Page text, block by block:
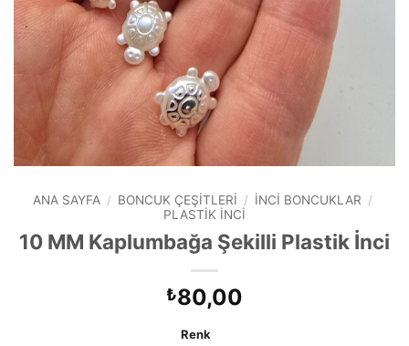
ANA SAYFA / BONCUK ÇEŞITLERI / İNCI BONCUKLAR /
PLASTIK İNCI
10 MM Kaplumbağa Şekilli Plastik İnci
₺80,00
Renk